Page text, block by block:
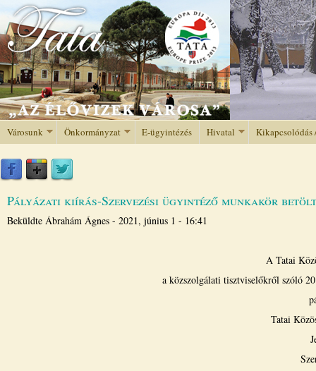
Jump to navigation
Városunk Önkormányzat E-ügyintézés Hivatal Kikapcsolódás
Pályázati kiírás-Szervezési ügyintéző munkakör
Beküldte Ábrahám Ágnes - 2021, június 1 - 16:41
A Tatai
a közszolgálati tisztviselőkről szóló
Tatai